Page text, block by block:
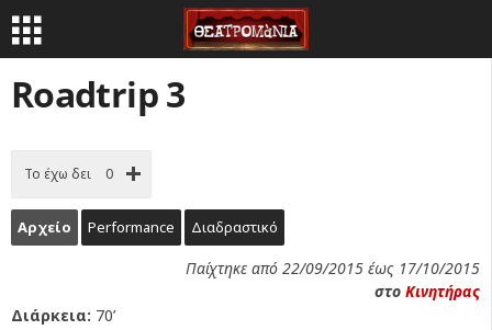
Roadtrip 3
Το έχω δει 0
Αρχείο Performance Διαδραστικό
Παίχτηκε από 22/09/2015 έως 17/10/2015
στο Κινητήρας
Διάρκεια: 70’